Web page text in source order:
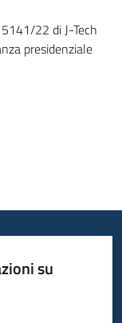
22 di J-Tech
presidenziale
su